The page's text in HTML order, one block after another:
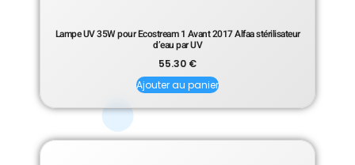
Lampe UV 35W pour Ecostream 1 Avant 2017 Alfaa stérilisateur
d’eau par UV
55.30 €
Ajouter au panier